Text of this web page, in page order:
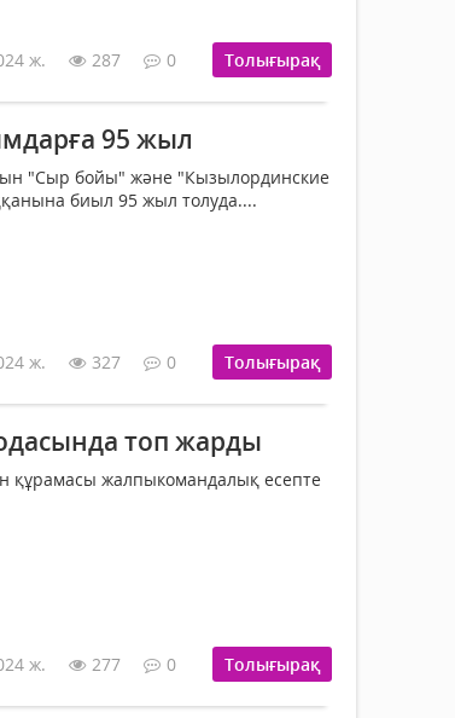
ж. 287 0 Толығырақ
95 жыл
"Сыр бойы" және "Кызылординские
биыл 95 жыл толуда....
ж. 327 0 Толығырақ
топ жарды
құрамасы жалпыкомандалық есепте
ж. 277 0 Толығырақ